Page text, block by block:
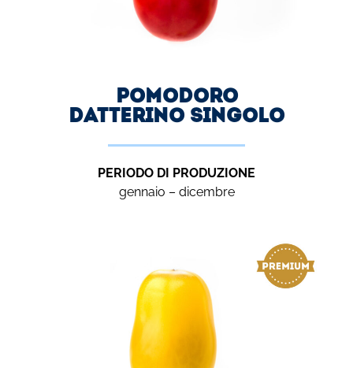
Pomodoro
DATTERINO SINGOLO
PERIODO DI PRODUZIONE
gennaio – dicembre